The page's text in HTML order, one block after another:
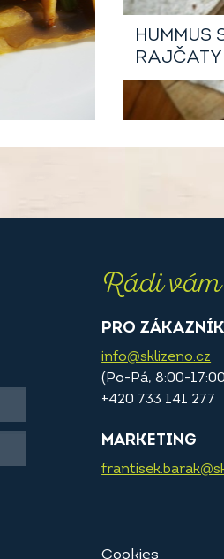
HUMMUS
RAJČATY
Rádi vám
PRO
info@sklizeno.cz
(Po-Pá, 8:00-
+420 733 141 277
MARKETING
Cookies